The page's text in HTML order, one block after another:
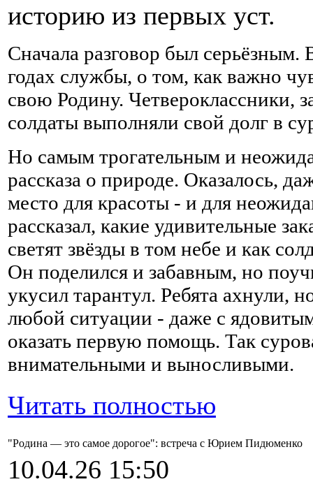
историю из первых уст.
Сначала разговор был
годах службы, о том, как важно
свою Родину. Четвероклассники,
солдаты выполняли свой долг в
Но самым трогательным и
рассказа о природе. Оказалось,
место для красоты - и для
рассказал, какие удивительные
светят звёзды в том небе и как
Он поделился и забавным, но
укусил тарантул. Ребята ахнули,
любой ситуации - даже с
оказать первую помощь. Так
внимательными и выносливыми.
Читать полностью
"Родина — это самое дорогое": встреча с Юрием Пидюменко
10.04.26 15:50